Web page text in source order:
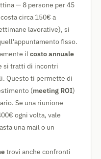
— 8 persone per 45
circa 150€ a
lavorative), si
fisso.
ilcosto annuale
si tratti di incontri
Questo ti permette di
(meeting ROI)
Se una riunione
ogni volta, vale
una mail o un
trovi anche confronti